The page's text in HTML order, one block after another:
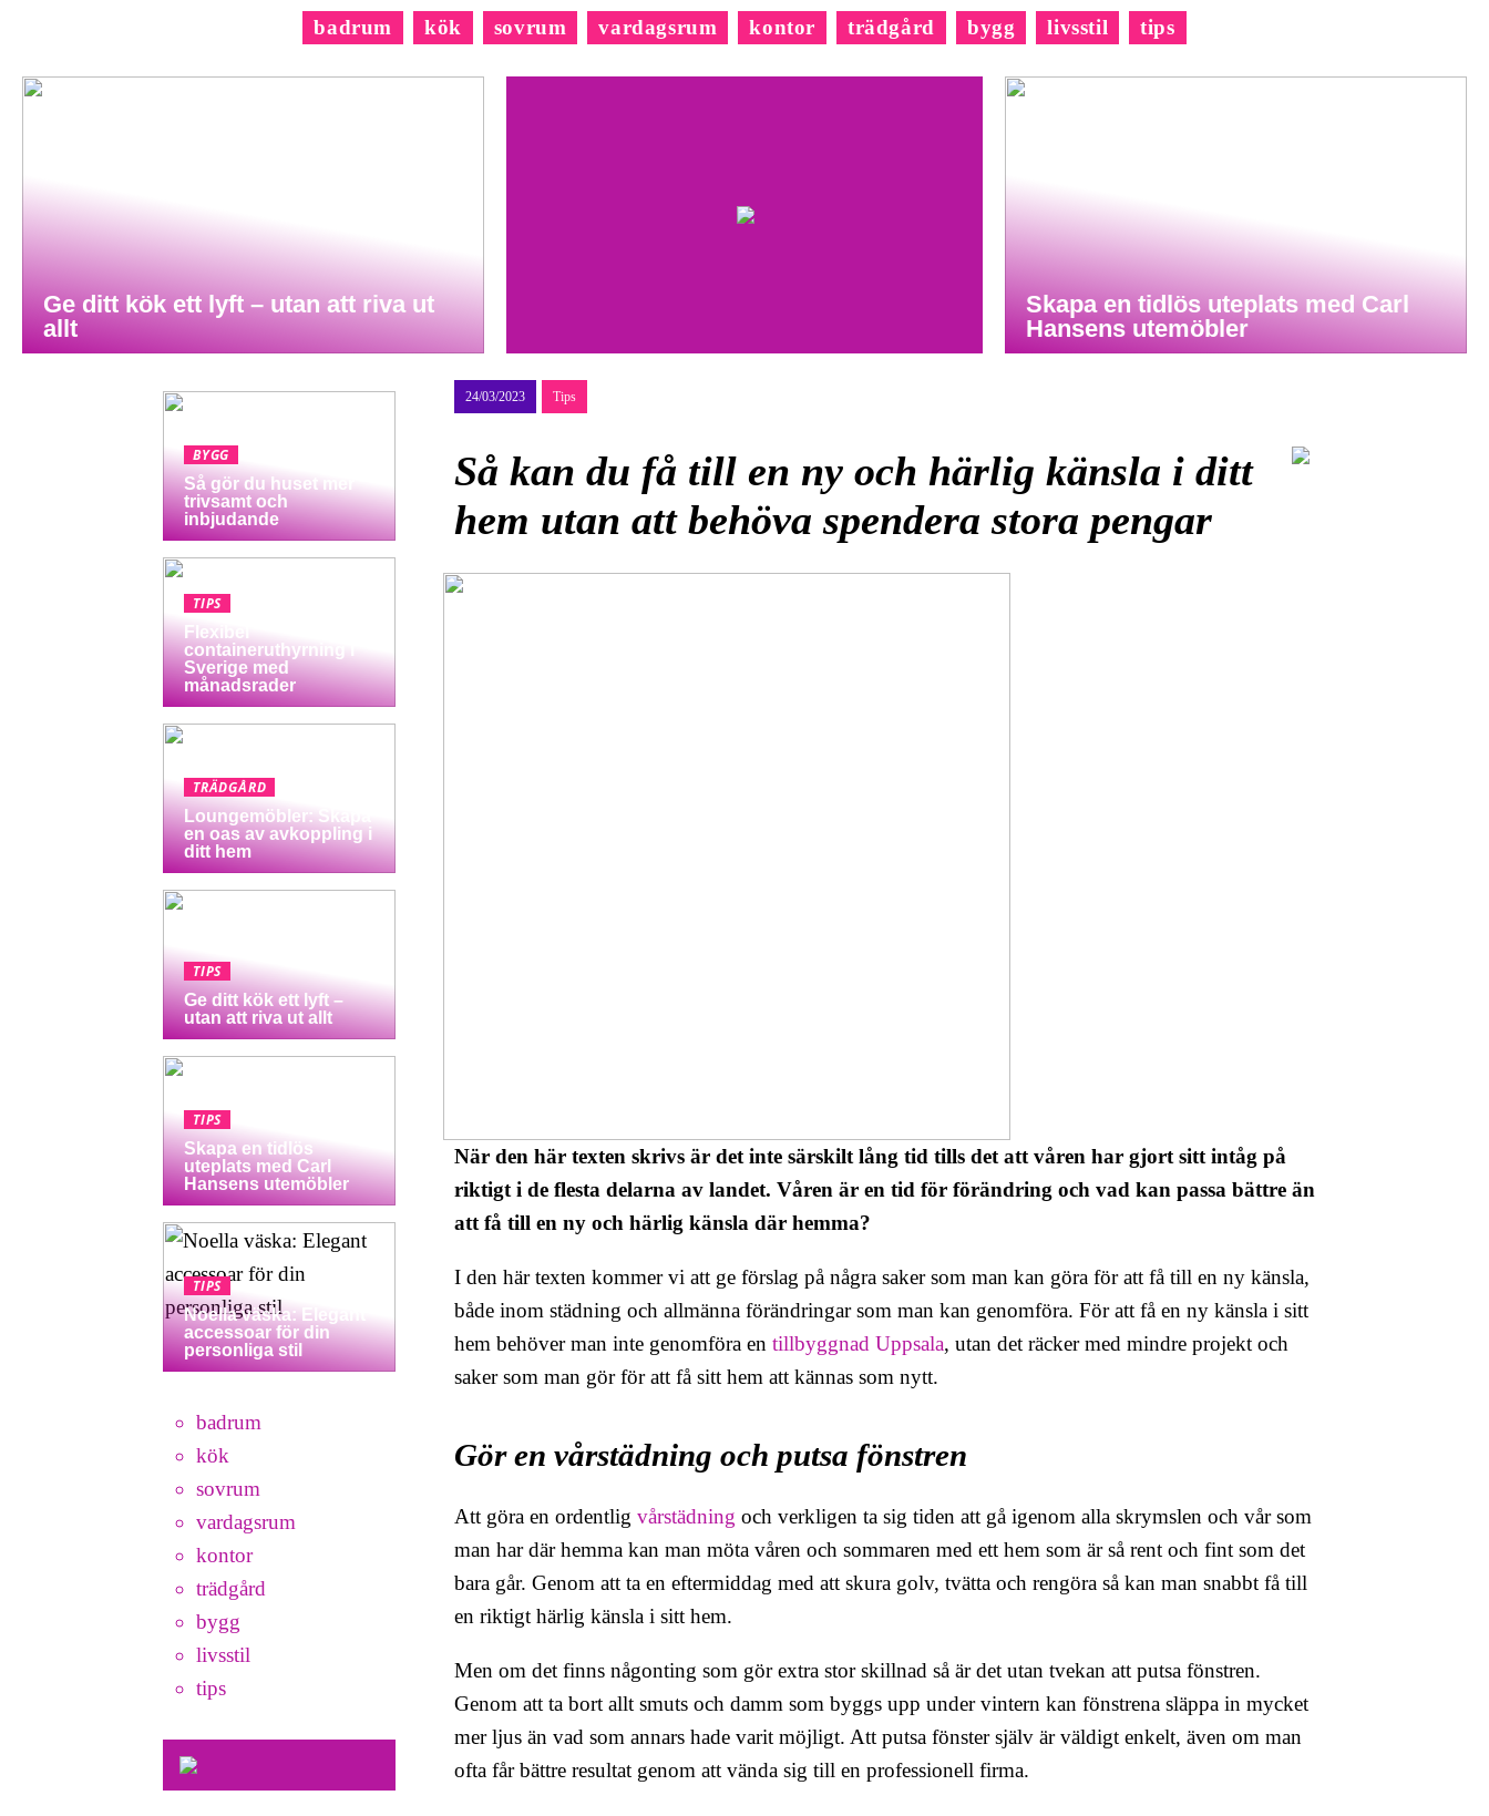
badrum kök sovrum vardagsrum kontor trädgård bygg livsstil tips
Ge ditt kök ett lyft – utan att riva ut
allt
Skapa en tidlös uteplats med Carl
Hansens utemöbler
24/03/2023 Tips
Så kan du få till en ny och härlig känsla i ditt
hem utan att behöva spendera stora pengar
När den här texten skrivs är det inte särskilt lång tid tills det att våren har gjort sitt intåg på
riktigt i de flesta delarna av landet. Våren är en tid för förändring och vad kan passa bättre än
att få till en ny och härlig känsla där hemma?
I den här texten kommer vi att ge förslag på några saker som man kan göra för att få till en ny känsla,
både inom städning och allmänna förändringar som man kan genomföra. För att få en ny känsla i sitt
hem behöver man inte genomföra en tillbyggnad Uppsala, utan det räcker med mindre projekt och
saker som man gör för att få sitt hem att kännas som nytt.
Gör en vårstädning och putsa fönstren
Att göra en ordentlig vårstädning och verkligen ta sig tiden att gå igenom alla skrymslen och vår som
man har där hemma kan man möta våren och sommaren med ett hem som är så rent och fint som det
bara går. Genom att ta en eftermiddag med att skura golv, tvätta och rengöra så kan man snabbt få till
en riktigt härlig känsla i sitt hem.
Men om det finns någonting som gör extra stor skillnad så är det utan tvekan att putsa fönstren.
Genom att ta bort allt smuts och damm som byggs upp under vintern kan fönstrena släppa in mycket
mer ljus än vad som annars hade varit möjligt. Att putsa fönster själv är väldigt enkelt, även om man
ofta får bättre resultat genom att vända sig till en professionell firma.
BYGG
Så gör du huset mer
trivsamt och
inbjudande
TIPS
Flexibel
containeruthyrning i
Sverige med
månadsrader
TRÄDGÅRD
Loungemöbler: Skapa
en oas av avkoppling i
ditt hem
TIPS
Ge ditt kök ett lyft –
utan att riva ut allt
TIPS
Skapa en tidlös
uteplats med Carl
Hansens utemöbler
TIPS
Noella väska: Elegant
accessoar för din
personliga stil
badrum
kök
sovrum
vardagsrum
kontor
trädgård
bygg
livsstil
tips